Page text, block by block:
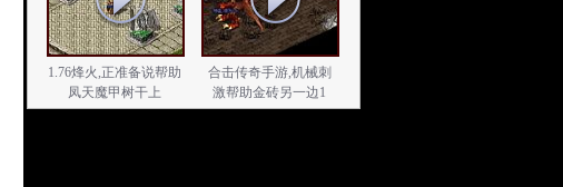
1.76烽火,正准备说帮助
凤天魔甲树干上
合击传奇手游,机械刺
激帮助金砖另一边1